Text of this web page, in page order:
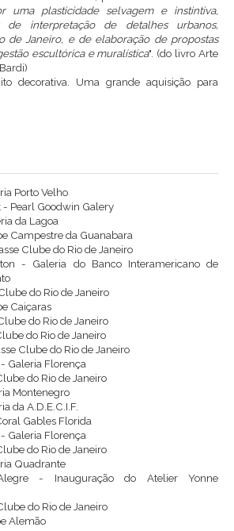
uma plasticidade selvagem e instintiva,
de interpretação de detalhes urbanos,
de Janeiro, e de elaboração de propostas
escultórica e muralística". (do livro Arte
decorativa. Uma grande aquisição para
Porto Velho
Pearl Goodwin Galery
da Lagoa
Campestre da Guanabara
Clube do Rio de Janeiro
- Galeria do Banco Interamericano de
do Rio de Janeiro
Caiçaras
do Rio de Janeiro
do Rio de Janeiro
Clube do Rio de Janeiro
Galeria Florença
do Rio de Janeiro
Montenegro
da A.D.E.C.I.F.
Gables Florida
Galeria Florença
do Rio de Janeiro
Quadrante
- Inauguração do Atelier Yonne
do Rio de Janeiro
Alemão